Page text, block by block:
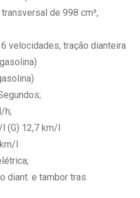
de 998 cm³,
velocidades, tração dianteira
h;
l (G) 12,7 km/l
l
diant. e tambor tras.